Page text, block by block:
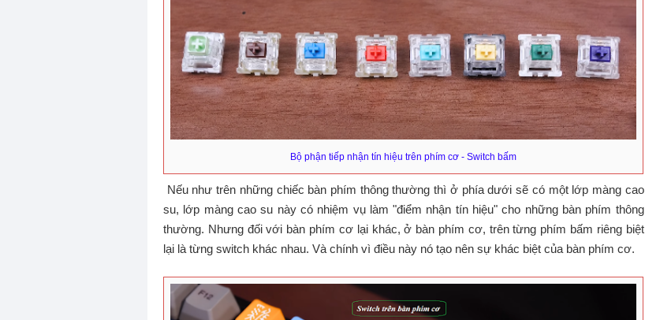
Bộ phận tiếp nhận tín hiệu trên phím cơ - Switch bấm
Nếu như trên những chiếc bàn phím thông thường thì ở phía dưới sẽ có một lớp màng cao
su, lớp màng cao su này có nhiệm vụ làm "điểm nhận tín hiệu" cho những bàn phím thông
thường. Nhưng đối với bàn phím cơ lại khác, ở bàn phím cơ, trên từng phím bấm riêng biệt
lại là từng switch khác nhau. Và chính vì điều này nó tạo nên sự khác biệt của bàn phím cơ.